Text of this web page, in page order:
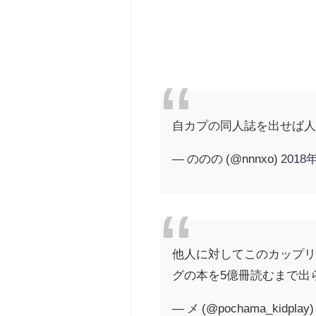
自カプの同人誌を出せば
— ののの (@nnnxo) 2018
他人に対してこのカップ
グの本を5億冊読むまで
— メ